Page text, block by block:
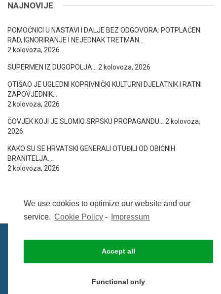
We use cookies to optimize our website and our
service. Cookie Policy - Impressum
Accept all
Functional only
NAJNOVIJE
POMOĆNICI U NASTAVI I DALJE BEZ ODGOVORA: POTPLAĆEN
RAD, IGNORIRANJE I NEJEDNAK TRETMAN…
2 kolovoza, 2026
SUPERMEN IZ DUGOPOLJA… 2 kolovoza, 2026
OTIŠAO JE UGLEDNI KOPRIVNIČKI KULTURNI DJELATNIK I RATNI
ZAPOVJEDNIK…
2 kolovoza, 2026
ČOVJEK KOJI JE SLOMIO SRPSKU PROPAGANDU…
2 kolovoza,
2026
KAKO SU SE HRVATSKI GENERALI OTUĐILI OD OBIČNIH
BRANITELJA….
2 kolovoza, 2026
UVIJETI KORIŠTENJA COOKIE POLICY (EU)